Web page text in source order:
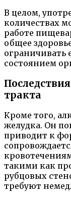
В целом,
количествах
работе
общее
ограничивать
состоянием
тракта
Кроме того,
желудка. Он
приводит к
такими как
рубцовых
требуют